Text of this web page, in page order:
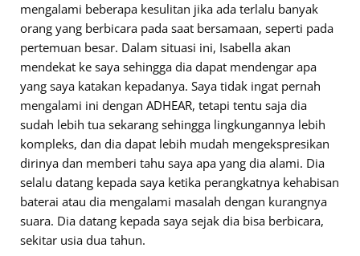
mengalami beberapa kesulitan jika ada terlalu banyak
orang yang berbicara pada saat bersamaan, seperti pada
pertemuan besar. Dalam situasi ini, Isabella akan
mendekat ke saya sehingga dia dapat mendengar apa
yang saya katakan kepadanya. Saya tidak ingat pernah
mengalami ini dengan ADHEAR, tetapi tentu saja dia
sudah lebih tua sekarang sehingga lingkungannya lebih
kompleks, dan dia dapat lebih mudah mengekspresikan
dirinya dan memberi tahu saya apa yang dia alami. Dia
selalu datang kepada saya ketika perangkatnya kehabisan
baterai atau dia mengalami masalah dengan kurangnya
suara. Dia datang kepada saya sejak dia bisa berbicara,
sekitar usia dua tahun.